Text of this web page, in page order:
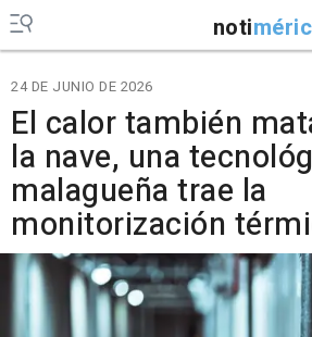
noti
24 DE JUNIO DE 2026
El calor también
la nave, una
malagueña trae la
monitorización